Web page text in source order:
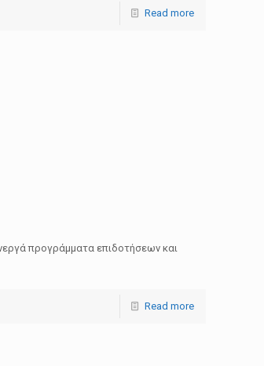
Read more
προγράμματα επιδοτήσεων και
Read more